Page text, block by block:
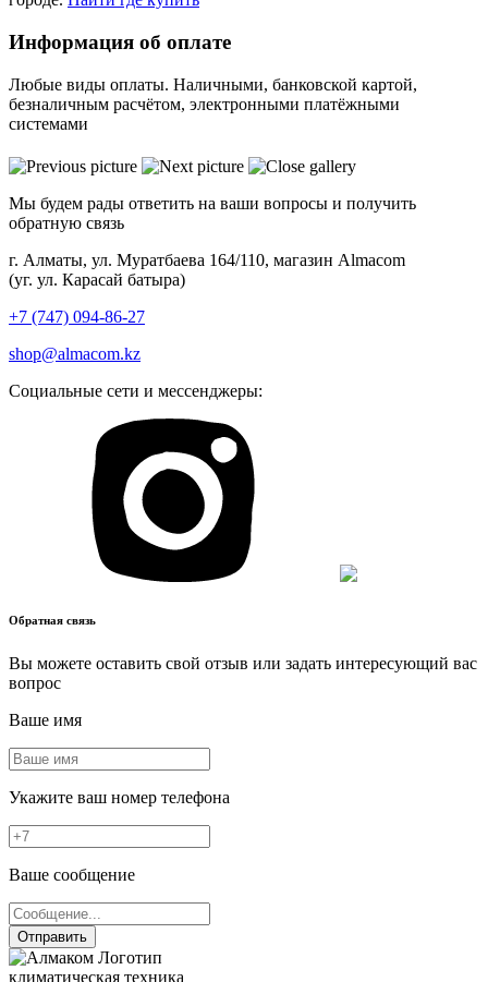
Информация об оплате
Любые виды оплаты. Наличными, банковской картой,
безналичным расчётом, электронными платёжными
системами
Мы будем рады ответить на ваши вопросы и получить
обратную связь
г. Алматы, ул. Муратбаева 164/110, магазин Almacom
(уг. ул. Карасай батыра)
+7 (747) 094-86-27
shop@almacom.kz
Социальные сети и мессенджеры:
Обратная связь
Вы можете оставить свой отзыв или задать интересующий вас
вопрос
Ваше имя
Укажите ваш номер телефона
Ваше сообщение
Отправить
климатическая техника